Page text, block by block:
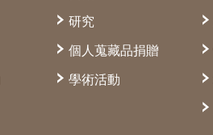
研究
個人蒐藏品捐贈
學術活動